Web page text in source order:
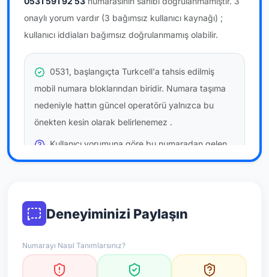
onaylı yorum vardır (3 bağımsız kullanıcı kaynağı) ;
kullanıcı iddiaları bağımsız doğrulanmamış olabilir.
0531, başlangıçta Turkcell'a tahsis edilmiş
mobil numara bloklarından biridir. Numara taşıma
nedeniyle hattın güncel operatörü yalnızca bu
önekten kesin olarak belirlenemez .
Kullanıcı yorumuna göre bu numaradan gelen
çağrılaratemkinli yaklaşmanızönerilir; bu bir site
resmi doğrulama niteliği taşımaz.
*Not: Değerlendirmeler onaylı kullanıcı yorumlarına göre
güncellenir.
Deneyiminizi Paylaşın
Numarayı Nasıl Tanımlarsınız?